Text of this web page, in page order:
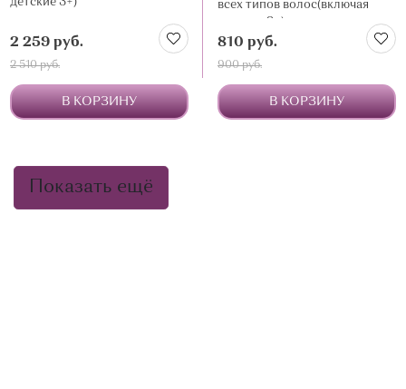
детские 3+)
2 259 руб.
2 510 руб.
В КОРЗИНУ
всех типов волос(включая
810 руб.
900 руб.
В КОРЗИНУ
Показать ещё